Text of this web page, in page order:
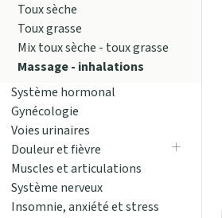
Toux sèche
Toux grasse
Mix toux sèche - toux grasse
Massage - inhalations
Système hormonal
Gynécologie
Voies urinaires
Douleur et fièvre
Muscles et articulations
Système nerveux
Insomnie, anxiété et stress